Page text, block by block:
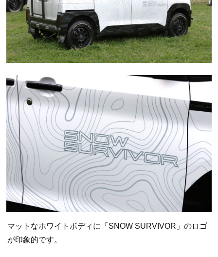
マットなホワイトボディに「SNOW SURVIVOR」のロゴ
が印象的です。